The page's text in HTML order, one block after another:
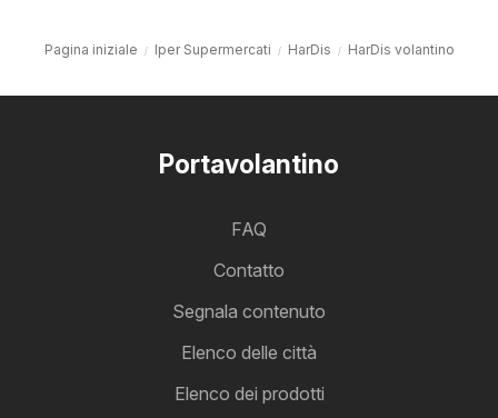
Pagina iniziale Iper Supermercati HarDis HarDis volantino
Portavolantino
FAQ
Contatto
Segnala contenuto
Elenco delle città
Elenco dei prodotti